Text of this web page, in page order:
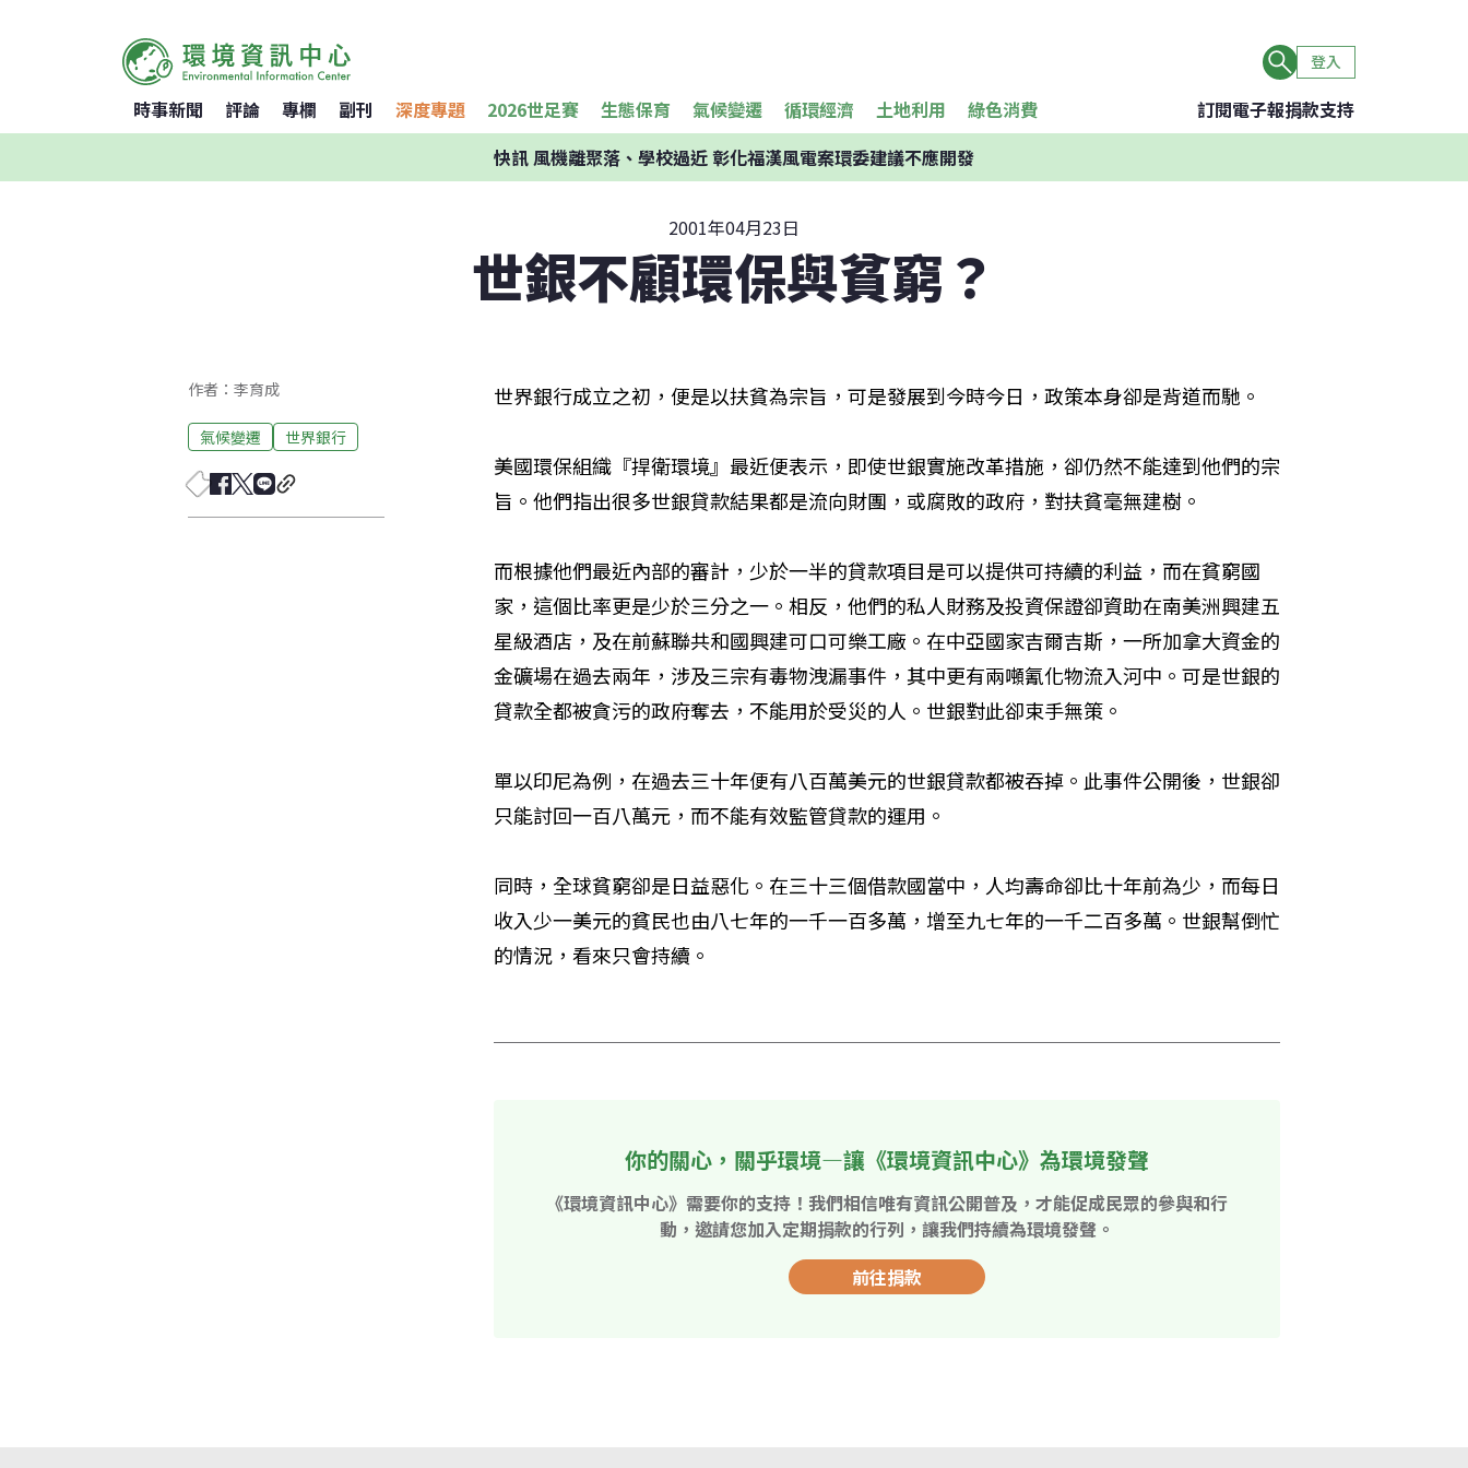
登入
時事新聞 評論 專欄 副刊 深度專題 2026世足賽 生態保育 氣候變遷 循環經濟 土地利用 綠色消費 訂閱電子報捐款支持
快訊風機離聚落、學校過近 彰化福漢風電案環委建議不應開發
2001年04月23日
世銀不顧環保與貧窮？
作者：李育成
氣候變遷 世界銀行
世界銀行成立之初，便是以扶貧為宗旨，可是發展到今時今日，政策本身卻是背道而馳。
美國環保組織『捍衛環境』最近便表示，即使世銀實施改革措施，卻仍然不能達到他們的宗
旨。他們指出很多世銀貸款結果都是流向財團，或腐敗的政府，對扶貧毫無建樹。
而根據他們最近內部的審計，少於一半的貸款項目是可以提供可持續的利益，而在貧窮國
家，這個比率更是少於三分之一。相反，他們的私人財務及投資保證卻資助在南美洲興建五
星級酒店，及在前蘇聯共和國興建可口可樂工廠。在中亞國家吉爾吉斯，一所加拿大資金的
金礦場在過去兩年，涉及三宗有毒物洩漏事件，其中更有兩噸氰化物流入河中。可是世銀的
貸款全都被貪污的政府奪去，不能用於受災的人。世銀對此卻束手無策。
單以印尼為例，在過去三十年便有八百萬美元的世銀貸款都被吞掉。此事件公開後，世銀卻
只能討回一百八萬元，而不能有效監管貸款的運用。
同時，全球貧窮卻是日益惡化。在三十三個借款國當中，人均壽命卻比十年前為少，而每日
收入少一美元的貧民也由八七年的一千一百多萬，增至九七年的一千二百多萬。世銀幫倒忙
的情況，看來只會持續。
你的關心，關乎環境—讓《環境資訊中心》為環境發聲
《環境資訊中心》需要你的支持！我們相信唯有資訊公開普及，才能促成民眾的參與和行
動，邀請您加入定期捐款的行列，讓我們持續為環境發聲。
前往捐款